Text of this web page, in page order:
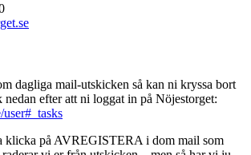
dagliga mail-utskicken så kan ni kryssa bort
nedan efter att ni loggat in på Nöjestorget:
klicka på AVREGISTERA i dom mail som